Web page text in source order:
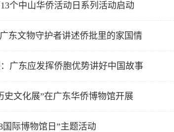
个中山华侨活动日系列活动启动
东文物守护者讲述侨批里的家国情
广东应发挥侨胞优势讲好中国故事
文化展”在广东华侨博物馆开展
国际博物馆日”主题活动